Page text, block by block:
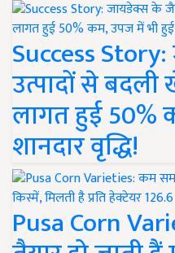
Success
उत्पादों से बदली
लागत हुई 50%
शानदार वृद्धि!
Pusa Corn